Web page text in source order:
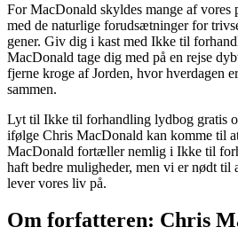
For MacDonald skyldes mange af vores
med de naturlige forudsætninger for
gener. Giv dig i kast med Ikke til
MacDonald tage dig med på en rejse
fjerne kroge af Jorden, hvor hverdagen
sammen.
Lyt til Ikke til forhandling lydbog gratis
ifølge Chris MacDonald kan komme til
MacDonald fortæller nemlig i Ikke til
haft bedre muligheder, men vi er nødt til
lever vores liv på.
Om forfatteren: Chris